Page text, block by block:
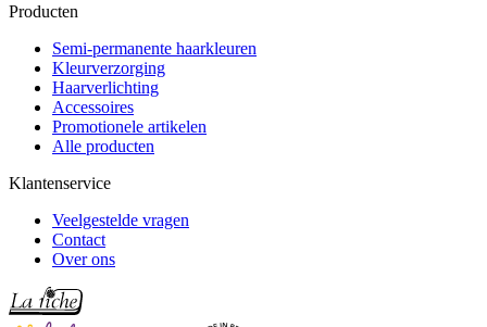
Producten
Semi-permanente haarkleuren
Kleurverzorging
Haarverlichting
Accessoires
Promotionele artikelen
Alle producten
Klantenservice
Veelgestelde vragen
Contact
Over ons